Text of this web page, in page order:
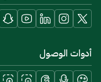
أدوات الوصول